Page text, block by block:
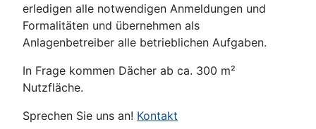
erledigen alle notwendigen Anmeldungen und
Formalitäten und übernehmen als
Anlagenbetreiber alle betrieblichen Aufgaben.
In Frage kommen Dächer ab ca. 300 m²
Nutzfläche.
Sprechen Sie uns an! Kontakt